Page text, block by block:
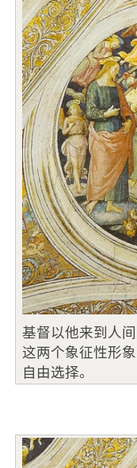
基督以他来到人
这两个象征性形
自由选择。